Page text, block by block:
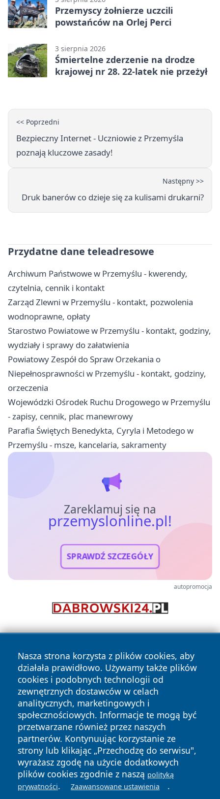
Przemyscy żołnierze uczcili
powstańców na Orlej Perci
3 sierpnia 2026
Śmiertelne zderzenie na drodze
krajowej nr 28. 22-latek nie przeżył
<< Poprzedni
Bezpieczny Internet - Uczniowie z Przemyśla
poznają kluczowe zasady!
Następny >>
Druk banerów co dzieje się za kulisami drukarni?
Przydatne dane teleadresowe
Archiwum Państwowe w Przemyślu - kwerendy,
czytelnia, cennik i kontakt
Zarząd Zlewni w Przemyślu - kontakt, pozwolenia
wodnoprawne, opłaty
Starostwo Powiatowe w Przemyślu - kontakt, godziny,
wydziały i sprawy do załatwienia
Powiatowy Zespół do Spraw Orzekania o
Niepełnosprawności w Przemyślu - kontakt, godziny,
orzeczenia
Wojewódzki Ośrodek Ruchu Drogowego w Przemyślu
- zapisy, cennik, plac manewrowy
Parafia Świętych Benedykta, Cyryla i Metodego w
Przemyślu - msze, kancelaria, sakramenty
Zareklamuj się na
przemyslonline.pl!
SPRAWDŹ SZCZEGÓŁY
autopromocja
Nasza strona korzysta z plików cookies, aby
działała prawidłowo. Używamy także plików
cookies i podobnych technologii od
zewnętrznych dostawców w celach
analitycznych, marketingowych i
społecznościowych. Informacje te mogą być
przetwarzane również przez naszych
partnerów. Kontynuując korzystanie ze
strony lub klikając „Przechodzę do serwisu",
wyrażasz zgodę na użycie dodatkowych
plików cookies zgodnie z naszą polityką
prywatności. Zaawansowane ustawienia .
Copyright © 2026 przemyslonline.pl Wszystkie prawa
zastrzeżone.
News Autorzy
Polityka
Prywatności
Polityka
Cookies